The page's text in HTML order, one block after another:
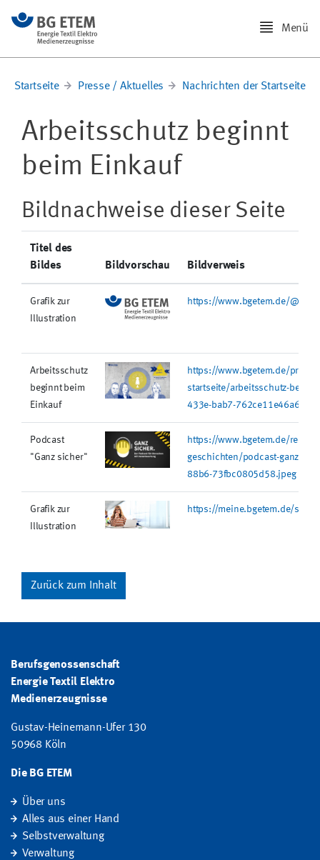
Menü
Startseite Presse / Aktuelles Nachrichten der Startseite
Arbeitsschutz beginnt
beim Einkauf
Bildnachweise dieser Seite
Titel des
Bildes
Bildvorschau Bildverweis
Grafik zur
Illustration
https://www.bgetem.de/
Arbeitsschutz
beginnt beim
Einkauf
https://www.bgetem.de/
startseite/arbeitsschutz-
433e-bab7-762ce11e46a6.jpeg
Podcast
"Ganz sicher"
https://www.bgetem.de/
geschichten/podcast-ganz-
88b6-73fbc0805d58.jpeg
Grafik zur
Illustration
https://meine.bgetem.de/
Zurück zum Inhalt
Berufsgenossenschaft
Energie Textil Elektro
Medienerzeugnisse
Gustav-Heinemann-Ufer 130
50968 Köln
Die BG ETEM
Über uns
Alles aus einer Hand
Selbstverwaltung
Verwaltung